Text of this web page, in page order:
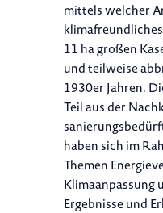
mittels welcher
11 ha großen
und teilweise
1930er Jahren.
Teil aus der
haben sich im
Themen
Klimaanpassung
Ergebnisse und